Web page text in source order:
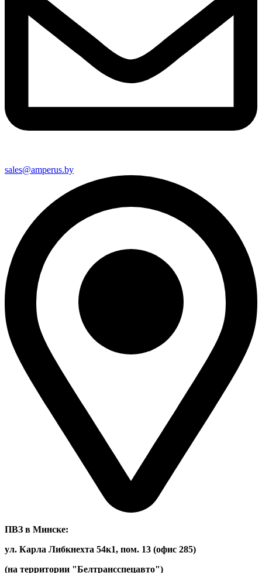
sales@amperus.by
ПВЗ в Минске:
ул. Карла Либкнехта 54к1, пом. 13 (офис 285)
(на территории "Белтрансспецавто")